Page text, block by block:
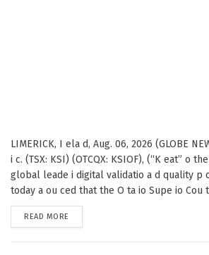
LIMERICK, I ela d, Aug. 06, 2026 (GLOBE
i c. (TSX: KSI) (OTCQX: KSIOF), (“K eat” o
global leade i digital validatio a d quality p
today a ou ced that the O ta io Supe io Cou
READ MORE